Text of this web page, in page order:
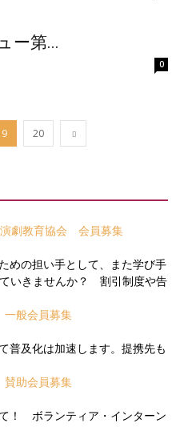
ー第...
0
20
めの担い手として、また学び手
いきませんか？ 割引制度や告
般会員募集
普及化は加速します。提携先も
助会員募集
！ ボランティア・インターン